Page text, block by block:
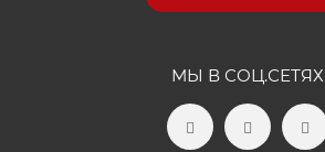
МЫ В СОЦ.СЕТЯХ